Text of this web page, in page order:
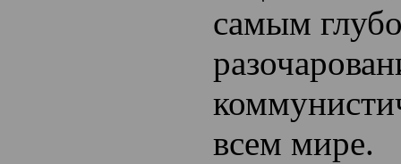
самым
всем мире.